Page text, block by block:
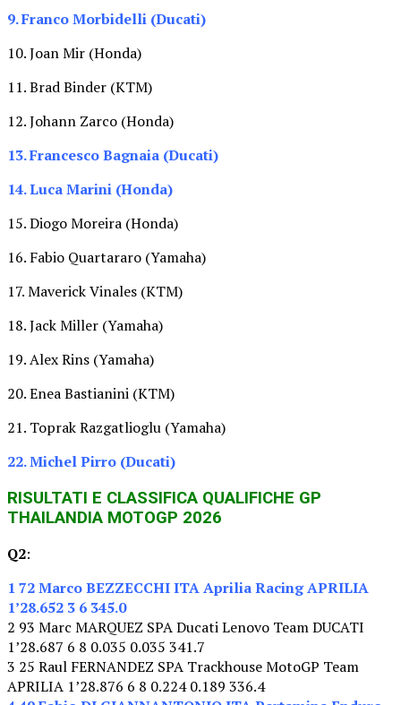
9. Franco Morbidelli (Ducati)
10. Joan Mir (Honda)
11. Brad Binder (KTM)
12. Johann Zarco (Honda)
13. Francesco Bagnaia (Ducati)
14. Luca Marini (Honda)
15. Diogo Moreira (Honda)
16. Fabio Quartararo (Yamaha)
17. Maverick Vinales (KTM)
18. Jack Miller (Yamaha)
19. Alex Rins (Yamaha)
20. Enea Bastianini (KTM)
21. Toprak Razgatlioglu (Yamaha)
22. Michel Pirro (Ducati)
RISULTATI E CLASSIFICA QUALIFICHE GP
THAILANDIA MOTOGP 2026
Q2:
1 72 Marco BEZZECCHI ITA Aprilia Racing APRILIA
1’28.652 3 6 345.0
2 93 Marc MARQUEZ SPA Ducati Lenovo Team DUCATI
1’28.687 6 8 0.035 0.035 341.7
3 25 Raul FERNANDEZ SPA Trackhouse MotoGP Team
APRILIA 1’28.876 6 8 0.224 0.189 336.4